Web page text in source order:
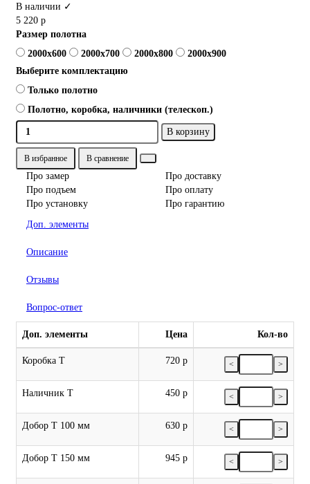
В наличии ✓
5 220 р
Размер полотна
2000x600
2000x700 2000x800
2000x900
Выберите комплектацию
Только полотно
Полотно, коробка, наличники (телескоп.)
В корзину
В избранное В сравнение
Про замер
Про доставку
Про подъем
Про оплату
Про установку
Про гарантию
Доп. элементы
Описание
Отзывы
Вопрос-ответ
Доп. элементы Цена Кол-во
Коробка Т 720 р < >
Наличник Т 450 р < >
Добор Т 100 мм 630 р < >
Добор Т 150 мм 945 р < >